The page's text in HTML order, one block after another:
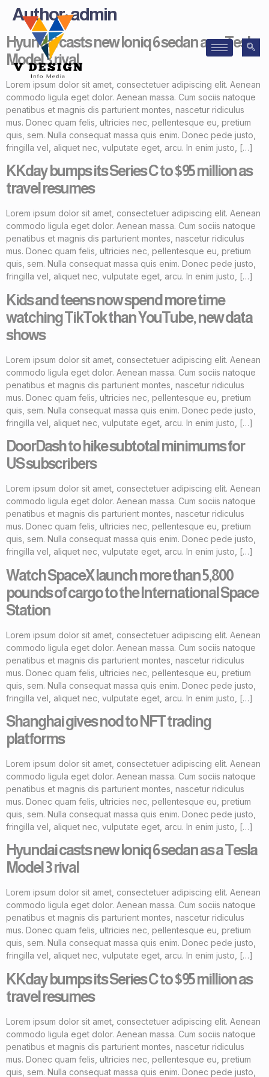
Author:admin
Hyundai casts new Ioniq 6 sedan as a Tesla
Model 3 rival
Lorem ipsum dolor sit amet, consectetuer adipiscing elit. Aenean
commodo ligula eget dolor. Aenean massa. Cum sociis natoque
penatibus et magnis dis parturient montes, nascetur ridiculus
mus. Donec quam felis, ultricies nec, pellentesque eu, pretium
quis, sem. Nulla consequat massa quis enim. Donec pede justo,
fringilla vel, aliquet nec, vulputate eget, arcu. In enim justo, […]
KKday bumps its Series C to $95 million as
travel resumes
Lorem ipsum dolor sit amet, consectetuer adipiscing elit. Aenean
commodo ligula eget dolor. Aenean massa. Cum sociis natoque
penatibus et magnis dis parturient montes, nascetur ridiculus
mus. Donec quam felis, ultricies nec, pellentesque eu, pretium
quis, sem. Nulla consequat massa quis enim. Donec pede justo,
fringilla vel, aliquet nec, vulputate eget, arcu. In enim justo, […]
Kids and teens now spend more time
watching TikTok than YouTube, new data
shows
Lorem ipsum dolor sit amet, consectetuer adipiscing elit. Aenean
commodo ligula eget dolor. Aenean massa. Cum sociis natoque
penatibus et magnis dis parturient montes, nascetur ridiculus
mus. Donec quam felis, ultricies nec, pellentesque eu, pretium
quis, sem. Nulla consequat massa quis enim. Donec pede justo,
fringilla vel, aliquet nec, vulputate eget, arcu. In enim justo, […]
DoorDash to hike subtotal minimums for
US subscribers
Lorem ipsum dolor sit amet, consectetuer adipiscing elit. Aenean
commodo ligula eget dolor. Aenean massa. Cum sociis natoque
penatibus et magnis dis parturient montes, nascetur ridiculus
mus. Donec quam felis, ultricies nec, pellentesque eu, pretium
quis, sem. Nulla consequat massa quis enim. Donec pede justo,
fringilla vel, aliquet nec, vulputate eget, arcu. In enim justo, […]
Watch SpaceX launch more than 5,800
pounds of cargo to the International Space
Station
Lorem ipsum dolor sit amet, consectetuer adipiscing elit. Aenean
commodo ligula eget dolor. Aenean massa. Cum sociis natoque
penatibus et magnis dis parturient montes, nascetur ridiculus
mus. Donec quam felis, ultricies nec, pellentesque eu, pretium
quis, sem. Nulla consequat massa quis enim. Donec pede justo,
fringilla vel, aliquet nec, vulputate eget, arcu. In enim justo, […]
Shanghai gives nod to NFT trading
platforms
Lorem ipsum dolor sit amet, consectetuer adipiscing elit. Aenean
commodo ligula eget dolor. Aenean massa. Cum sociis natoque
penatibus et magnis dis parturient montes, nascetur ridiculus
mus. Donec quam felis, ultricies nec, pellentesque eu, pretium
quis, sem. Nulla consequat massa quis enim. Donec pede justo,
fringilla vel, aliquet nec, vulputate eget, arcu. In enim justo, […]
Hyundai casts new Ioniq 6 sedan as a Tesla
Model 3 rival
Lorem ipsum dolor sit amet, consectetuer adipiscing elit. Aenean
commodo ligula eget dolor. Aenean massa. Cum sociis natoque
penatibus et magnis dis parturient montes, nascetur ridiculus
mus. Donec quam felis, ultricies nec, pellentesque eu, pretium
quis, sem. Nulla consequat massa quis enim. Donec pede justo,
fringilla vel, aliquet nec, vulputate eget, arcu. In enim justo, […]
KKday bumps its Series C to $95 million as
travel resumes
Lorem ipsum dolor sit amet, consectetuer adipiscing elit. Aenean
commodo ligula eget dolor. Aenean massa. Cum sociis natoque
penatibus et magnis dis parturient montes, nascetur ridiculus
mus. Donec quam felis, ultricies nec, pellentesque eu, pretium
quis, sem. Nulla consequat massa quis enim. Donec pede justo,